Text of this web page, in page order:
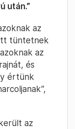
után.”
az
tüntetnek
az
és
értünk
az